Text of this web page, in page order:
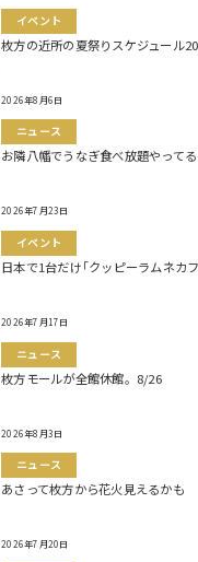
イベント
枚方の近所の夏祭りスケジュール
2026年8月6日
ニュース
お隣八幡でうなぎ食べ放題やってる
2026年7月23日
イベント
日本で1台だけ｢クッピーラムネカ
2026年7月17日
ニュース
枚方モールが全館休館。8/26
2026年8月3日
ニュース
あさって枚方から花火見えるかも
2026年7月20日